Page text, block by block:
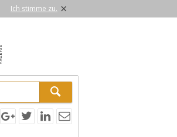
Ich stimme zu. ×